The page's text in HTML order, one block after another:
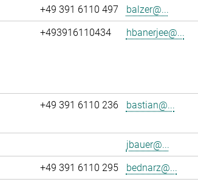
+49 391 6110 497 balzer@...
+493916110434 hbanerjee@...
+49 391 6110 236 bastian@...
jbauer@...
+49 391 6110 295 bednarz@...